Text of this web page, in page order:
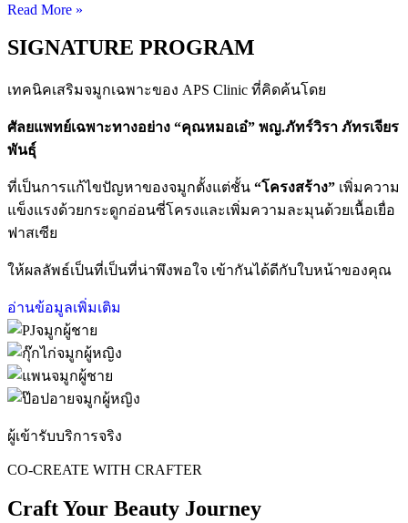
Read More »
SIGNATURE PROGRAM
เทคนิคเสริมจมูกเฉพาะของ APS Clinic ที่คิดค้นโดย
ศัลยแพทย์เฉพาะทางอย่าง “คุณหมอเอ๋” พญ.ภัทร์วิรา ภัทรเจียร
พันธุ์
ที่เป็นการแก้ไขปัญหาของจมูกตั้งแต่ชั้น “โครงสร้าง” เพิ่มความ
แข็งแรงด้วยกระดูกอ่อนซี่โครงและเพิ่มความละมุนด้วยเนื้อเยื่อ
ฟาสเซีย
ให้ผลลัพธ์เป็นที่เป็นที่น่าพึงพอใจ เข้ากันได้ดีกับใบหน้าของคุณ
อ่านข้อมูลเพิ่มเติม
ผู้เข้ารับบริการจริง
CO-CREATE WITH CRAFTER
Craft Your Beauty Journey